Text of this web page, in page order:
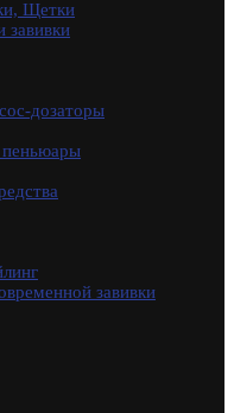
и ресниц
ACID
завивки волос
Дозатор
волос Лак-
волос
Щетки
завивки
дозаторы
завивки